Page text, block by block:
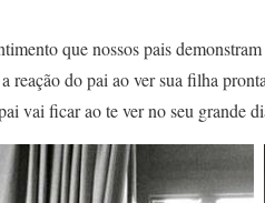
que nossos pais
reação do pai ao ver sua filha
vai ficar ao te ver no seu grande